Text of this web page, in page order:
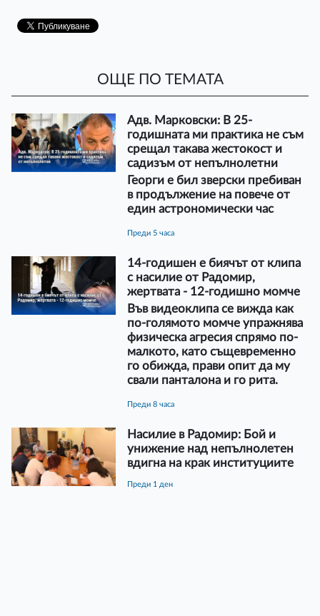
ОЩЕ ПО ТЕМАТА
Адв. Марковски: В 25-
годишната ми практика не съм
срещал такава жестокост и
садизъм от непълнолетни
Георги е бил зверски пребиван
в продължение на повече от
един астрономически час
преди 5 часа
14-годишен е биячът от клипа
с насилие от Радомир,
жертвата - 12-годишно момче
Във видеоклипа се вижда как
по-голямото момче упражнява
физическа агресия спрямо по-
малкото, като същевременно
го обижда, прави опит да му
свали панталона и го рита.
преди 8 часа
Насилие в Радомир: Бой и
унижение над непълнолетен
вдигна на крак институциите
преди 1 ден